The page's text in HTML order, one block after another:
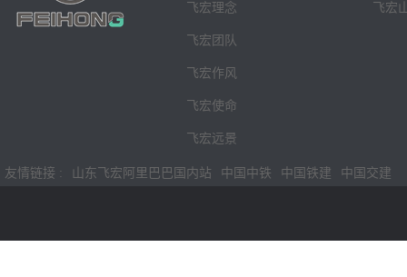
飞宏理念
飞宏团队
飞宏作风
飞宏使命
飞宏远景
飞宏
友情链接 : 山东飞宏阿里巴巴国内站 中国中铁 中国铁建 中国交建